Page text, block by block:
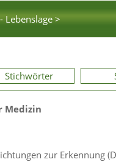
Lebenslage >
Stichwörter
Medizin
zur Erkennung